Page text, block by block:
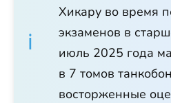
Хикару во время
экзаменов в
июль 2025 года
в 7 томов
восторженные